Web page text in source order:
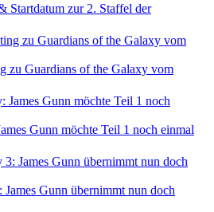
Startdatum zur 2. Staffel der
zu Guardians of the Galaxy vom
Gunn möchte Teil 1 noch einmal
Gunn übernimmt nun doch